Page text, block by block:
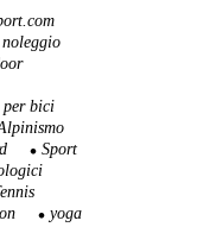
noleggio
bici
Sport
yoga